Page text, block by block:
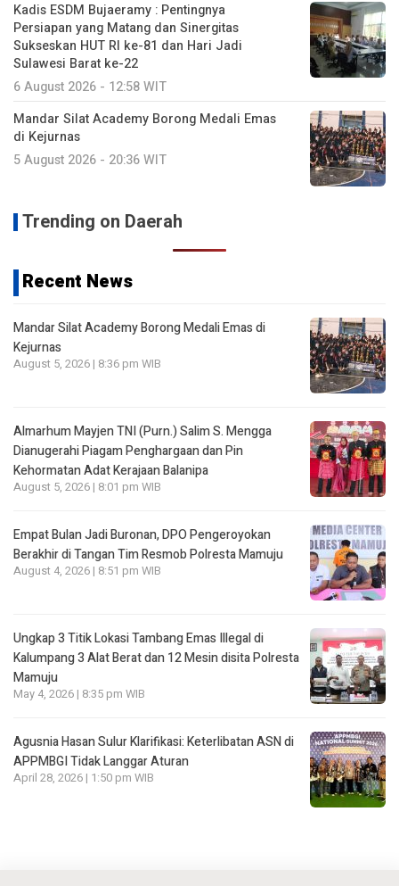
Kadis ESDM Bujaeramy : Pentingnya
Persiapan yang Matang dan Sinergitas
Sukseskan HUT RI ke-81 dan Hari Jadi
Sulawesi Barat ke-22
6 August 2026 - 12:58 WIT
Mandar Silat Academy Borong Medali Emas
di Kejurnas
5 August 2026 - 20:36 WIT
Trending on Daerah
Recent News
Mandar Silat Academy Borong Medali Emas di
Kejurnas
August 5, 2026 | 8:36 pm WIB
Almarhum Mayjen TNI (Purn.) Salim S. Mengga
Dianugerahi Piagam Penghargaan dan Pin
Kehormatan Adat Kerajaan Balanipa
August 5, 2026 | 8:01 pm WIB
Empat Bulan Jadi Buronan, DPO Pengeroyokan
Berakhir di Tangan Tim Resmob Polresta Mamuju
August 4, 2026 | 8:51 pm WIB
Ungkap 3 Titik Lokasi Tambang Emas Illegal di
Kalumpang 3 Alat Berat dan 12 Mesin disita Polresta
Mamuju
May 4, 2026 | 8:35 pm WIB
Agusnia Hasan Sulur Klarifikasi: Keterlibatan ASN di
APPMBGI Tidak Langgar Aturan
April 28, 2026 | 1:50 pm WIB